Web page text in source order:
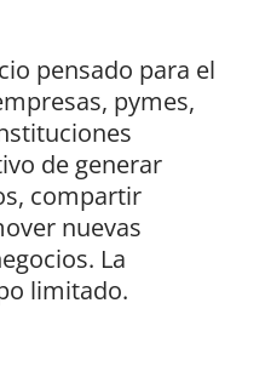
pensado para el
pymes,
de generar
compartir
nuevas
La
limitado.